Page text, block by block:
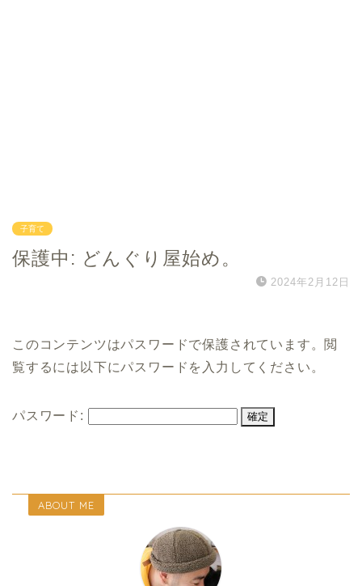
子育て
保護中: どんぐり屋始め。
2024年2月12日
このコンテンツはパスワードで保護されています。閲
覧するには以下にパスワードを入力してください。
パスワード:
ABOUT ME